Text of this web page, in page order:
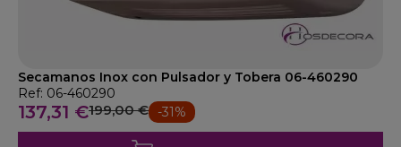
Secamanos Inox con Pulsador y Tobera 06-460290
Ref: 06-460290
137,31 €199,00 € -31%